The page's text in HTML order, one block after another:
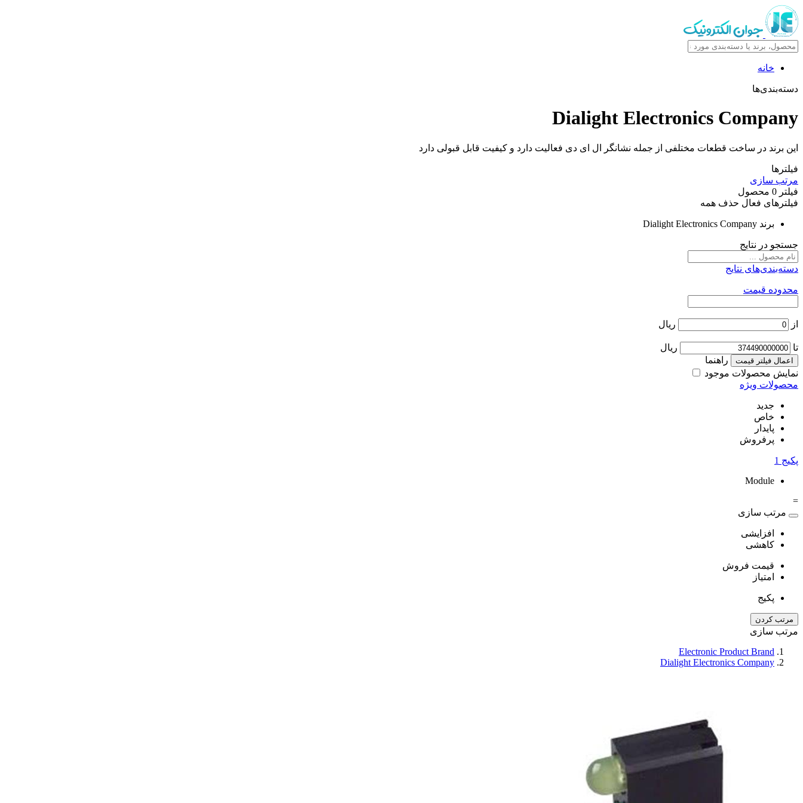
خانه
دسته‌بندی‌ها
Dialight Electronics Company
این برند در ساخت قطعات مختلفی از جمله نشانگر ال ای دی فعالیت دارد و کیفیت قابل قبولی دارد
فیلترها
مرتب سازی
فیلتر 0 محصول
فیلترهای فعال حذف همه
برند Dialight Electronics Company
جستجو در نتایج
دسته‌بندی‌های نتایج
محدوده قیمت
از ریال
تا ریال
اعمال فیلتر قیمت
راهنما
نمایش محصولات موجود
محصولات ویژه
جدید
خاص
پایدار
پرفروش
پکیج 1
Module
=
مرتب سازی
افزایشی
کاهشی
قیمت فروش
امتیاز
پکیج
مرتب کردن
مرتب سازی
Electronic Product Brand
Dialight Electronics Company